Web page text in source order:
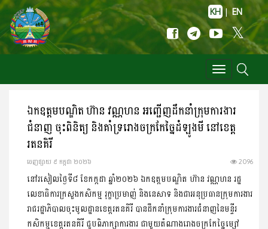
KH | EN
Toggle
navigation
ឯកឧត្តមបណ្ឌិត ហ៊ាន វណ្ណហន អញ្ជើញដឹកនាំក្រុមការងារ
ជំនាញ ចុះពិនិត្យ និងគាំទ្ររោងចក្រកែច្នៃដំឡូងមី នៅខេត្ត
រតនគិរី
ចេញ​ផ្សាយ​ ៩ កក្កដា ២០២៦ 2096
នៅរសៀលថ្ងៃទី៨ ខែកក្កដា ឆ្នាំ២០២៦ ឯកឧត្តមបណ្ឌិត ហ៊ាន វណ្ណហន រដ្ឋ
លេខាធិការក្រសួងកសិកម្ម រុក្ខាប្រមាញ់ និងនេសាទ និង​ជាអនុប្រធានក្រុមការងារ
រាជរដ្ឋាភិបាលចុះមូលដ្ឋានខេត្តរតនគិរី បាន​ដឹក​នាំ​ក្រុមការងារជំនាញនៃមន្ទីរ
កសិកម្មខេត្តរតនគិរី ជួបពិភាក្សា​ការងារ ជាមួយតំណាងរោងចក្រកែច្នៃម្សៅ